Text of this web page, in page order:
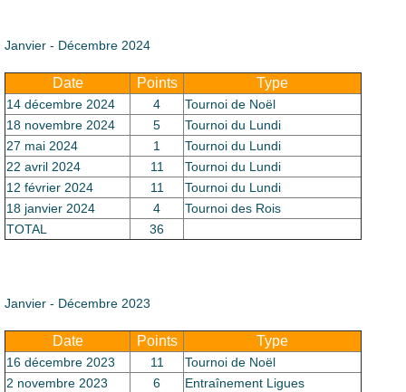
Janvier - Décembre 2024
Date Points Type
14 décembre 2024 4
Tournoi de Noël
18 novembre 2024
5
Tournoi du Lundi
27 mai 2024
1
Tournoi du Lundi
22 avril 2024
11
Tournoi du Lundi
12 février 2024
11
Tournoi du Lundi
18 janvier 2024
4
Tournoi des Rois
TOTAL
36
Janvier - Décembre 2023
Date Points Type
16 décembre 2023 11
Tournoi de Noël
2 novembre 2023
6 Entraînement Ligues